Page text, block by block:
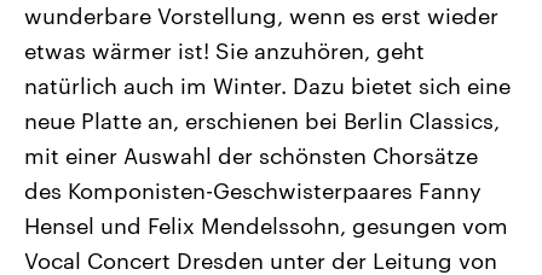
Landtagswahl Sachsen-Anhalt
Alle Informationen
Sachsen-Anhalt wählt am 6.
September 2026 einen neuen
Landtag. Seit 2021 wird das
Bundesland von einer Koalition aus
CDU, SPD und FDP regiert.-
USA
Aktuelle Beiträge,
Hintergründe
Wirtschaftlich und
gehören die Vereinigten
den mächtigsten Ländern
mit großem Einfluss auf
aktuelle Weltgeschehen.
wunderbare Vorstellung, wenn es erst wieder
etwas wärmer ist! Sie anzuhören, geht
natürlich auch im Winter. Dazu bietet sich eine
neue Platte an, erschienen bei Berlin Classics,
mit einer Auswahl der schönsten Chorsätze
des Komponisten-Geschwisterpaares Fanny
Hensel und Felix Mendelssohn, gesungen vom
Vocal Concert Dresden unter der Leitung von